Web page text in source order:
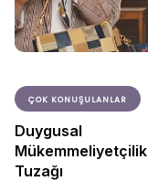
ÇOK KONUŞULANLAR
Duygusal
Mükemmeliyetçilik
Tuzağı